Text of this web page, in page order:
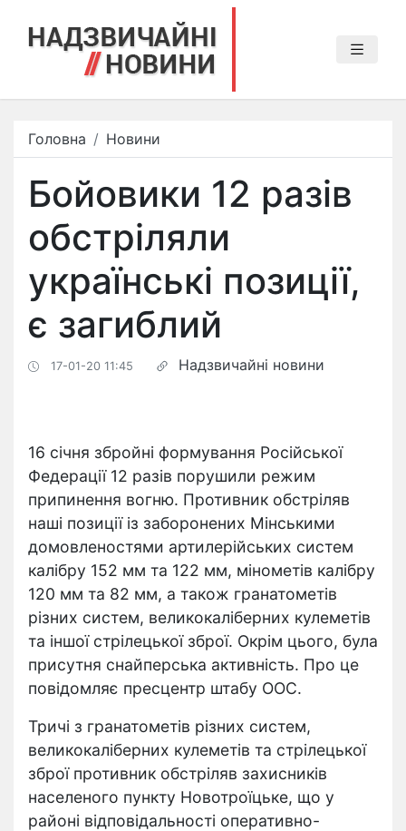
Головна Новини
Бойовики 12 разів
обстріляли
українські позиції,
є загиблий
17-01-20 11:45 Надзвичайні новини
16 січня збройні формування Російської
Федерації 12 разів порушили режим
припинення вогню. Противник обстріляв
наші позиції із заборонених Мінськими
домовленостями артилерійських систем
калібру 152 мм та 122 мм, мінометів калібру
120 мм та 82 мм, а також гранатометів
різних систем, великокаліберних кулеметів
та іншої стрілецької зброї. Окрім цього, була
присутня снайперська активність. Про це
повідомляє пресцентр штабу ООС.
Тричі з гранатометів різних систем,
великокаліберних кулеметів та стрілецької
зброї противник обстріляв захисників
населеного пункту Новотроїцьке, що у
районі відповідальності оперативно-